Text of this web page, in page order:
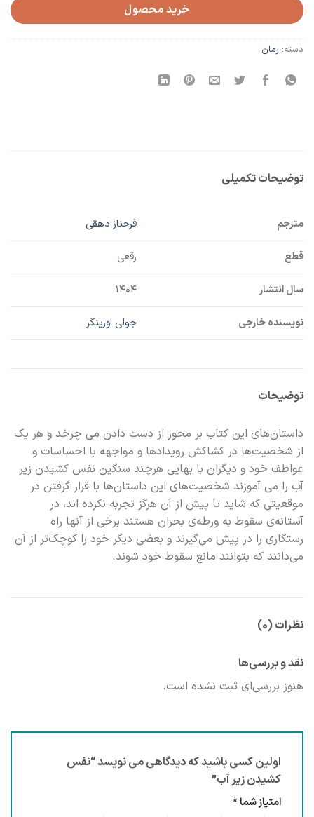
خرید محصول
دسته: رمان
توضیحات تکمیلی
مترجم فرحناز دهقی
قطع رقعی
سال انتشار ۱۴۰۴
نویسنده خارجی جولی اورینگر
توضیحات
داستان‌های این کتاب بر محور از دست دادن می چرخد و هر یک
از شخصیت‌ها در کشاکش رویدادها و مواجهه با احساسات و
عواطف خود و دیگران با بهایی هرچند سنگین نفس کشیدن زیر
آب را می آموزند شخصیت‌های این داستان‌ها با قرار گرفتن در
موقعیتی که شاید تا پیش از آن هرگز تجربه نکرده اند، در
آستانه‌ی سقوط به ورطه‌ی بحران هستند برخی از آنها راه
رستگاری را در پیش می‌گیرند و بعضی دیگر خود را کوچک‌تر از آن
می‌دانند که بتوانند مانع سقوط خود شوند.
نظرات (0)
نقد و بررسی‌ها
هنوز بررسی‌ای ثبت نشده است.
اولین کسی باشید که دیدگاهی می نویسد “نفس
کشیدن زیر آب”
امتیاز شما*